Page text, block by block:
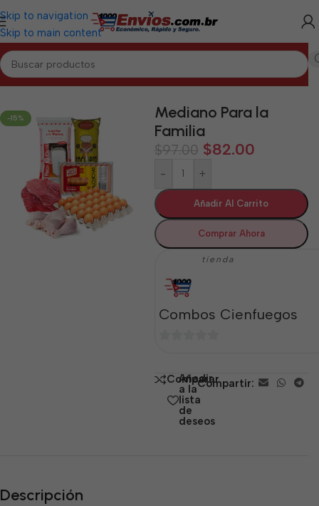
Skip to navigation
Skip to main content
Inicio/CIENFUEGOS/Combos Cienfuegos
-15%
Mediano Para la
Familia
$97.00 $82.00
- +
Añadir Al Carrito
Comprar Ahora
tienda
Combos Cienfuegos
5 Comparar
Añadir
a la
lista
de
deseos
Compartir:
Descripción